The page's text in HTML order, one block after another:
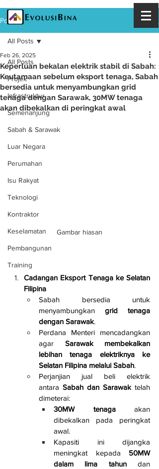
Post
All Posts
Projek
Infrastruktur
Semenanjung
Sabah & Sarawak
Luar Negara
Perumahan
Isu Rakyat
Teknologi
Kontraktor
Keselamatan
Pembangunan
Training
All Posts
Keperluan bekalan elektrik stabil di Sabah:
Keutamaan sebelum eksport tenaga, Sabah
bersedia untuk menyambungkan grid
tenaga dengan Sarawak, 30MW tenaga
akan dibekalkan di peringkat awal
Feb 26, 2025
Gambar hiasan
Cadangan Eksport Tenaga ke Selatan
Filipina
Sabah bersedia untuk
menyambungkan grid tenaga
dengan Sarawak.
Perdana Menteri mencadangkan
agar Sarawak membekalkan
lebihan tenaga elektriknya ke
Selatan Filipina melalui Sabah.
Perjanjian jual beli elektrik
antara Sabah dan Sarawak telah
dimeterai:
30MW tenaga akan
dibekalkan pada peringkat
awal.
Kapasiti ini dijangka
meningkat kepada 50MW
dalam lima tahun dan